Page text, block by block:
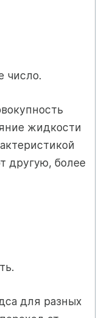
число.
жидкости
другую, более
для разных